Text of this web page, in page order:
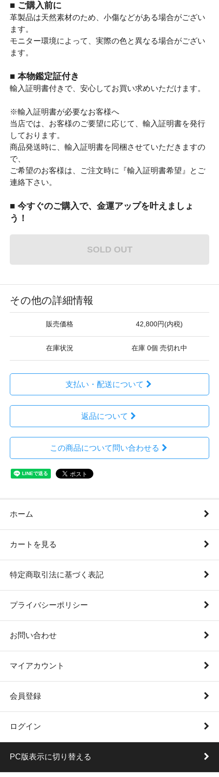
■ ご購入前に
革製品は天然素材のため、小傷などがある場合がござい
ます。
モニター環境によって、実際の色と異なる場合がござい
ます。
■ 本物鑑定証付き
輸入証明書付きで、安心してお買い求めいただけます。
※輸入証明書が必要なお客様へ
当店では、お客様のご要望に応じて、輸入証明書を発行
しております。
商品発送時に、輸入証明書を同梱させていただきますの
で、
ご希望のお客様は、ご注文時に『輸入証明書希望』とご
連絡下さい。
■ 今すぐのご購入で、金運アップを叶えましょ
う！
SOLD OUT
その他の詳細情報
販売価格 42,800円(内税)
在庫状況 在庫 0個 売切れ中
支払い・配送について
返品について
この商品について問い合わせる
ホーム
カートを見る
特定商取引法に基づく表記
プライバシーポリシー
お問い合わせ
マイアカウント
会員登録
ログイン
PC版表示に切り替える